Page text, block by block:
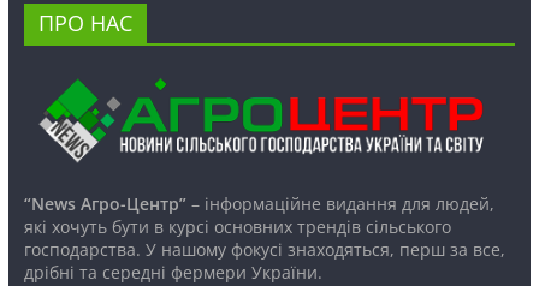
ПРО НАС
“News Агро-Центр”– інформаційне видання для людей,
які хочуть бути в курсі основних трендів сільського
господарства. У нашому фокусі знаходяться, перш за все,
дрібні та середні фермери України.